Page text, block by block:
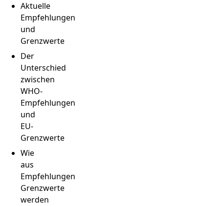
Aktuelle
Empfehlungen
und
Grenzwerte
Der
Unterschied
zwischen
WHO-
Empfehlungen
und
EU-
Grenzwerte
Wie
aus
Empfehlungen
Grenzwerte
werden